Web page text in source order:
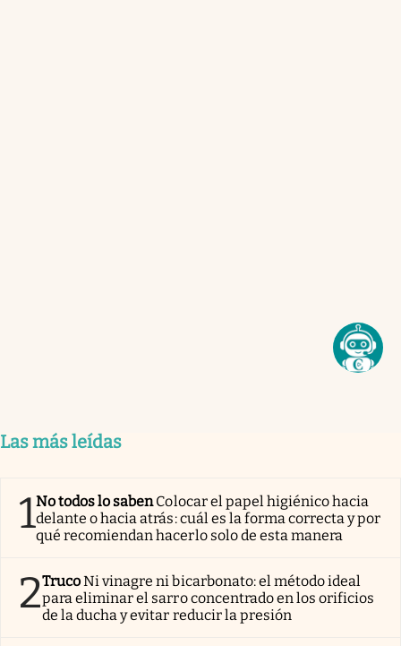
Las más leídas
1No todos lo sabenColocar el papel higiénico hacia
delante o hacia atrás: cuál es la forma correcta y por
qué recomiendan hacerlo solo de esta manera
2TrucoNi vinagre ni bicarbonato: el método ideal
para eliminar el sarro concentrado en los orificios
de la ducha y evitar reducir la presión